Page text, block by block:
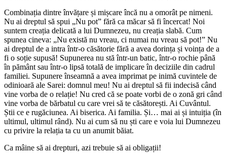
Combinația dintre învățare și mișcare încă nu a omorât pe nimeni.
Nu ai dreptul să spui „Nu pot” fără ca măcar să fi încercat! Noi
suntem creația delicată a lui Dumnezeu, nu creația slabă. Cum
spunea cineva: „Nu există nu vreau, ci numai nu vreau să pot!” Nu
ai dreptul de a intra într-o căsătorie fără a avea dorința și voința de a
fi o soție supusă! Supunerea nu stă într-un batic, într-o rochie până
în pământ sau într-o lipsă totală de implicare în deciziile din cadrul
familiei. Supunere înseamnă a avea imprimat pe inimă cuvintele de
odinioară ale Sarei: domnul meu! Nu ai dreptul să fii indecisă când
vine vorba de o relație! Nu cred că se poate vorbi de o zonă gri când
vine vorba de bărbatul cu care vrei să te căsătorești. Ai Cuvântul.
Știi ce e rugăciunea. Ai biserica. Ai familia. Și… mai ai și intuiția (în
ultimul, ultimul rând). Nu ai cum să nu ști care e voia lui Dumnezeu
cu privire la relația ta cu un anumit băiat.
Ca mâine să ai drepturi, azi trebuie să ai obligații!